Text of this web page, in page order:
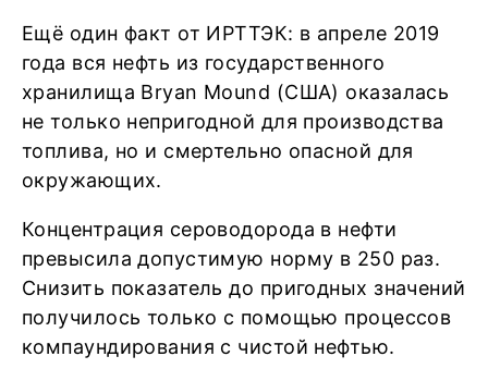
Ещё один факт от ИРТТЭК: в апреле 2019
года вся нефть из государственного
хранилища Bryan Mound (США) оказалась
не только непригодной для производства
топлива, но и смертельно опасной для
окружающих.
Концентрация сероводорода в нефти
превысила допустимую норму в 250 раз.
Снизить показатель до пригодных значений
получилось только с помощью процессов
компаундирования с чистой нефтью.